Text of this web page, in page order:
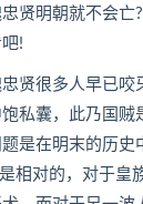
明朝就不会亡?
!
很多人早已咬
私囊，此乃国贼
是在明末的历史
相对的，对于皇